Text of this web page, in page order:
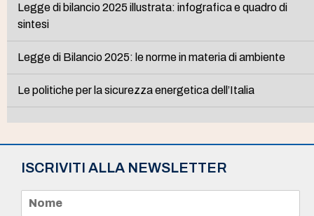
Legge di bilancio 2025 illustrata: infografica e quadro di
sintesi
Legge di Bilancio 2025: le norme in materia di ambiente
Le politiche per la sicurezza energetica dell’Italia
ISCRIVITI ALLA NEWSLETTER